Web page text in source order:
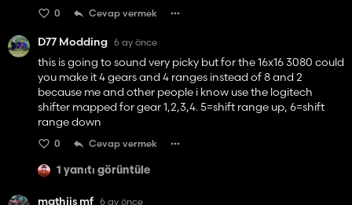
0 Cevap vermek
D77 Modding 6 ay önce
this is going to sound very picky but for the 16x16 3080 could
you make it 4 gears and 4 ranges instead of 8 and 2
because me and other people i know use the logitech
shifter mapped for gear 1,2,3,4. 5=shift range up, 6=shift
range down
0 Cevap vermek
1 yanıtı görüntüle
mathijs mf 6 ay önce